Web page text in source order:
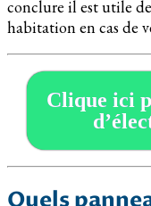
conclure il est utile
habitation en cas de
Clique ici
Quels